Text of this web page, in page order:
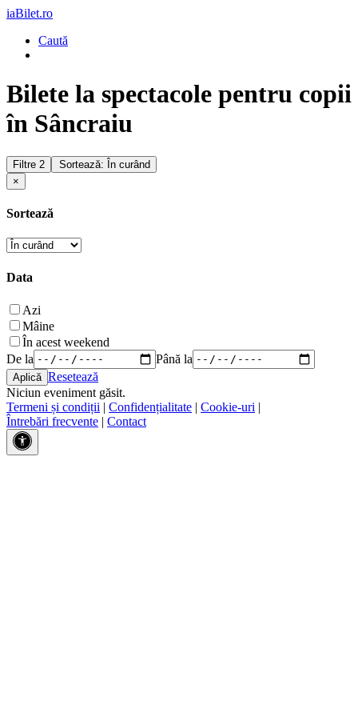
iaBilet.ro
Caută
Bilete la spectacole pentru copii
în Sâncraiu
Filtre 2
Sortează: În curând
×
Sortează
Data
Azi
Mâine
În acest weekend
De la
Până la
Resetează
Niciun eveniment găsit.
Termeni și condiții | Confidențialitate | Cookie-uri |
Întrebări frecvente | Contact